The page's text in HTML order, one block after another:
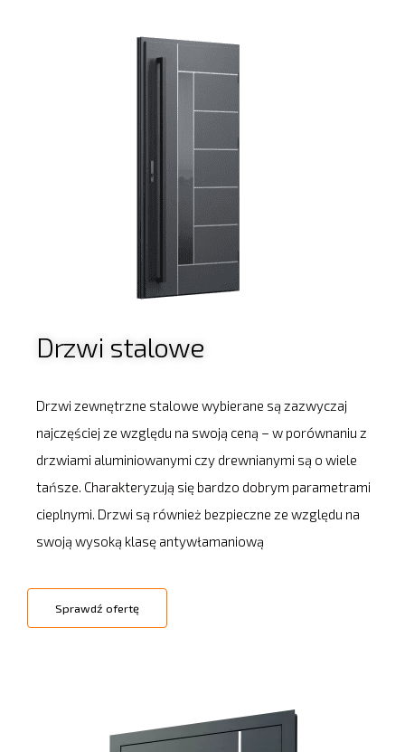
Drzwi stalowe
Drzwi zewnętrzne stalowe wybierane są zazwyczaj
najczęściej ze względu na swoją ceną – w porównaniu z
drzwiami aluminiowanymi czy drewnianymi są o wiele
tańsze. Charakteryzują się bardzo dobrym parametrami
cieplnymi. Drzwi są również bezpieczne ze względu na
swoją wysoką klasę antywłamaniową
Sprawdź ofertę